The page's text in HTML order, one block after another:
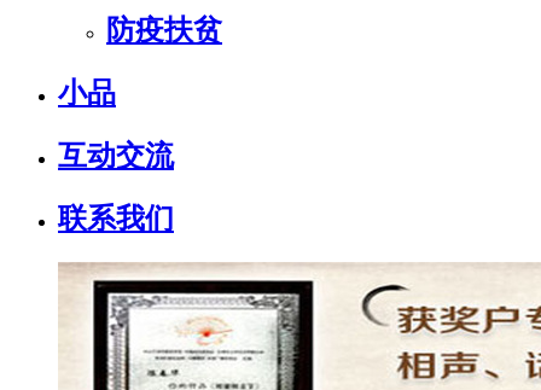
防疫扶贫
小品
互动交流
联系我们